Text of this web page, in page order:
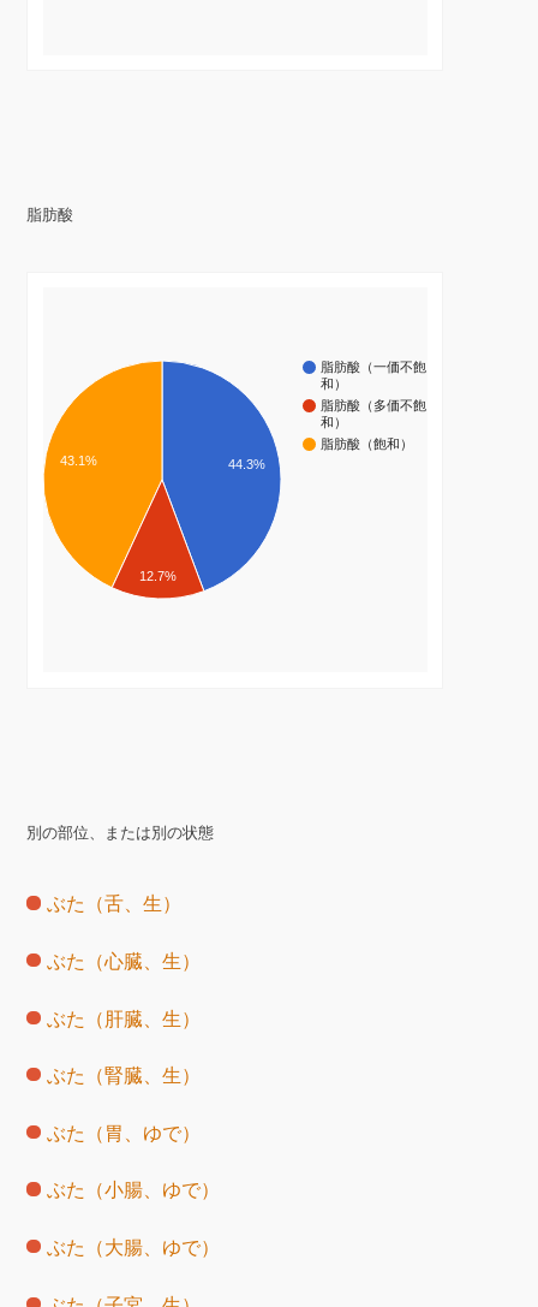
脂肪酸
脂肪酸（一価不飽
和）
脂肪酸（多価不飽
和）
脂肪酸（飽和）
44.3%
43.1%
12.7%
別の部位、または別の状態
ぶた（舌、生）
ぶた（心臓、生）
ぶた（肝臓、生）
ぶた（腎臓、生）
ぶた（胃、ゆで）
ぶた（小腸、ゆで）
ぶた（大腸、ゆで）